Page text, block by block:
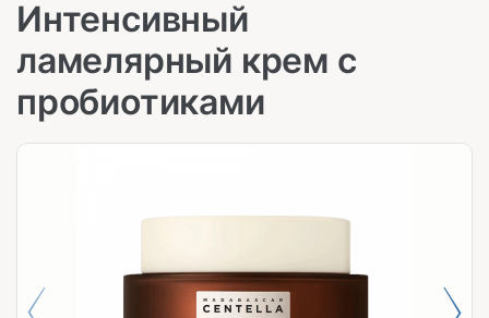
Интенсивный
ламелярный крем с
пробиотиками